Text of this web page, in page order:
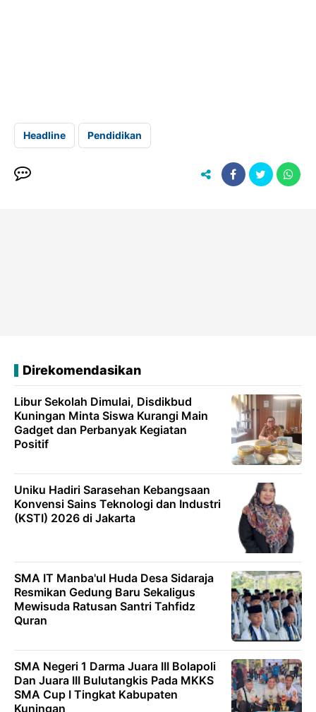
Headline Pendidikan
Direkomendasikan
Libur Sekolah Dimulai, Disdikbud
Kuningan Minta Siswa Kurangi Main
Gadget dan Perbanyak Kegiatan
Positif
Uniku Hadiri Sarasehan Kebangsaan
Konvensi Sains Teknologi dan Industri
(KSTI) 2026 di Jakarta
SMA IT Manba'ul Huda Desa Sidaraja
Resmikan Gedung Baru Sekaligus
Mewisuda Ratusan Santri Tahfidz
Quran
SMA Negeri 1 Darma Juara III Bolapoli
Dan Juara III Bulutangkis Pada MKKS
SMA Cup I Tingkat Kabupaten
Kuningan